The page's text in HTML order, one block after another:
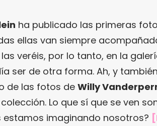
ha publicado las primeras
ellas van siempre
veréis, por lo tanto, en la
ser de otra forma. Ah, y
de las fotos de Willy
Lo que sí que se ven
estamos imaginando nosotros?